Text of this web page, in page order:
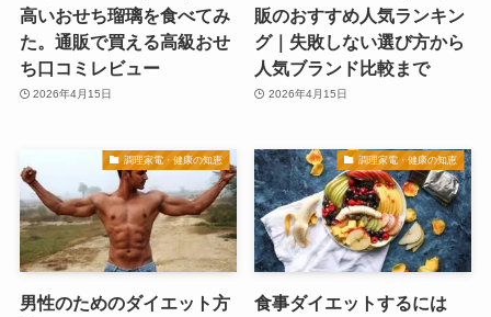
高いおせち瑠璃を食べてみ
た。通販で買える高級おせ
ち口コミレビュー
2026年4月15日
販のおすすめ人気ランキン
グ｜失敗しない選び方から
人気ブランド比較まで
2026年4月15日
調理家電・健康の知恵
男性のためのダイエット方
調理家電・健康の知恵
食事ダイエットするには